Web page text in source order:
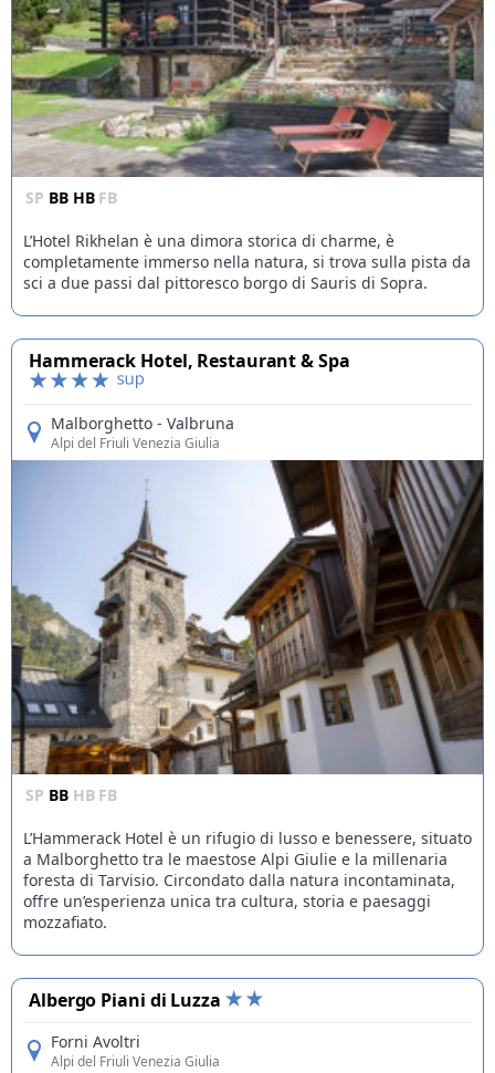
SP BB HB FB
L’Hotel Rikhelan è una dimora storica di charme, è
completamente immerso nella natura, si trova sulla pista da
sci a due passi dal pittoresco borgo di Sauris di Sopra.
Hammerack Hotel, Restaurant & Spa
Malborghetto - Valbruna
Alpi del Friuli Venezia Giulia
SP BB HB FB
L’Hammerack Hotel è un rifugio di lusso e benessere, situato
a Malborghetto tra le maestose Alpi Giulie e la millenaria
foresta di Tarvisio. Circondato dalla natura incontaminata,
offre un’esperienza unica tra cultura, storia e paesaggi
mozzafiato.
Albergo Piani di Luzza
Forni Avoltri
Alpi del Friuli Venezia Giulia